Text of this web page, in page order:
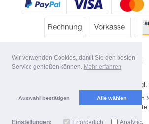
Wir verwenden Cookies, damit Sie den besten
Service genießen können. Mehr erfahren
Auswahl bestätigen Alle wählen
Einstellungen: Erforderlich Analytics
* Alle Preise inkl. MwSt. evtl. zzgl.
Copyright 2026 by HP's Sport-
Mobile Shop by Shopgate